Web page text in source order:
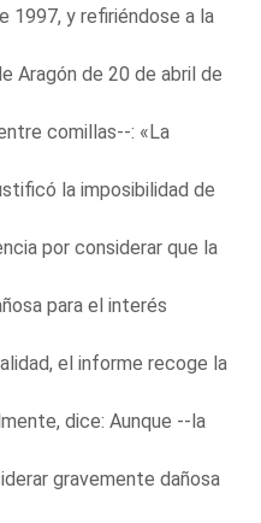
1997, y refiriéndose a la
Aragón de 20 de abril de
comillas--: «La
la imposibilidad de
por considerar que la
para el interés
el informe recoge la
dice: Aunque --la
gravemente dañosa